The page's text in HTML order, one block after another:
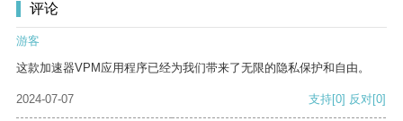
评论
游客
这款加速器VPM应用程序已经为我们带来了无限的隐私保护和自由。
2024-07-07 支持[0] 反对[0]